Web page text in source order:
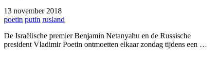
13 november 2018
poetin putin rusland
De Israëlische premier Benjamin Netanyahu en de Russische
president Vladimir Poetin ontmoetten elkaar zondag tijdens een …